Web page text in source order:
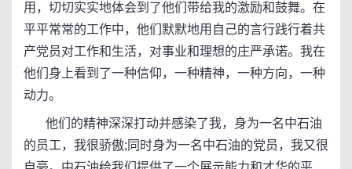
用，切切实实地体会到了他们带给我的激励和鼓舞。在
平平常常的工作中，他们默默地用自己的言行践行着共
产党员对工作和生活，对事业和理想的庄严承诺。我在
他们身上看到了一种信仰，一种精神，一种方向，一种
动力。
他们的精神深深打动并感染了我，身为一名中石油
的员工，我很骄傲;同时身为一名中石油的党员，我又很